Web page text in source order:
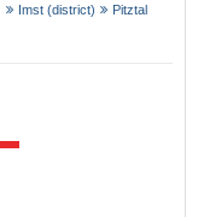
Imst (district) Pitztal